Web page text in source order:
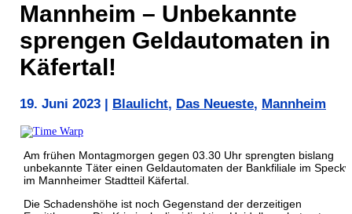
Mannheim – Unbekannte
sprengen Geldautomaten in
Käfertal!
19. Juni 2023 Blaulicht, Das Neueste, Mannheim
Am frühen Montagmorgen gegen 03.30 Uhr sprengten bislang
unbekannte Täter einen Geldautomaten der Bankfiliale im
im Mannheimer Stadtteil Käfertal.
Die Schadenshöhe ist noch Gegenstand der derzeitigen